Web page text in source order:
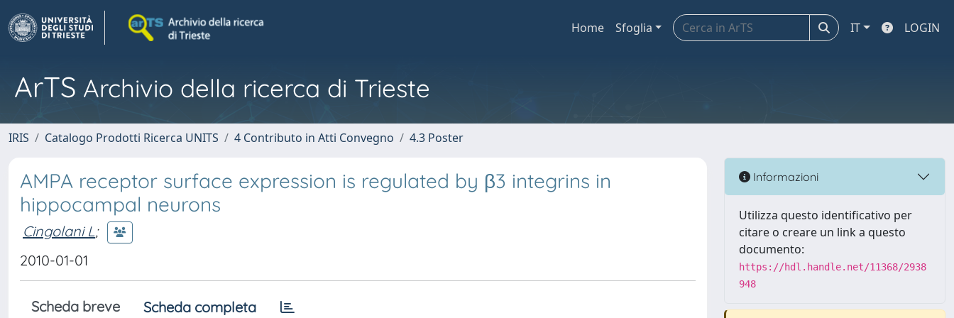
Home Sfoglia IT LOGIN
ArTS Archivio della ricerca di Trieste
IRIS Catalogo Prodotti Ricerca UNITS 4 Contributo in Atti Convegno 4.3 Poster
AMPA receptor surface expression is regulated by β3 integrins in
hippocampal neurons
Cingolani L;
2010-01-01
Scheda breve Scheda completa
Informazioni
Utilizza questo identificativo per
citare o creare un link a questo
documento:
https://hdl.handle.net/11368/2938
948